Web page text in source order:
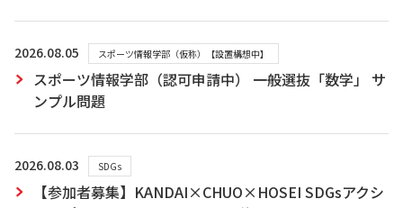
2026.08.05 スポーツ情報学部（仮称）【設置構想中】
スポーツ情報学部（認可申請中） 一般選抜「数学」 サ
ンプル問題
2026.08.03 SDGs
【参加者募集】KANDAI×CHUO×HOSEI SDGsアクシ